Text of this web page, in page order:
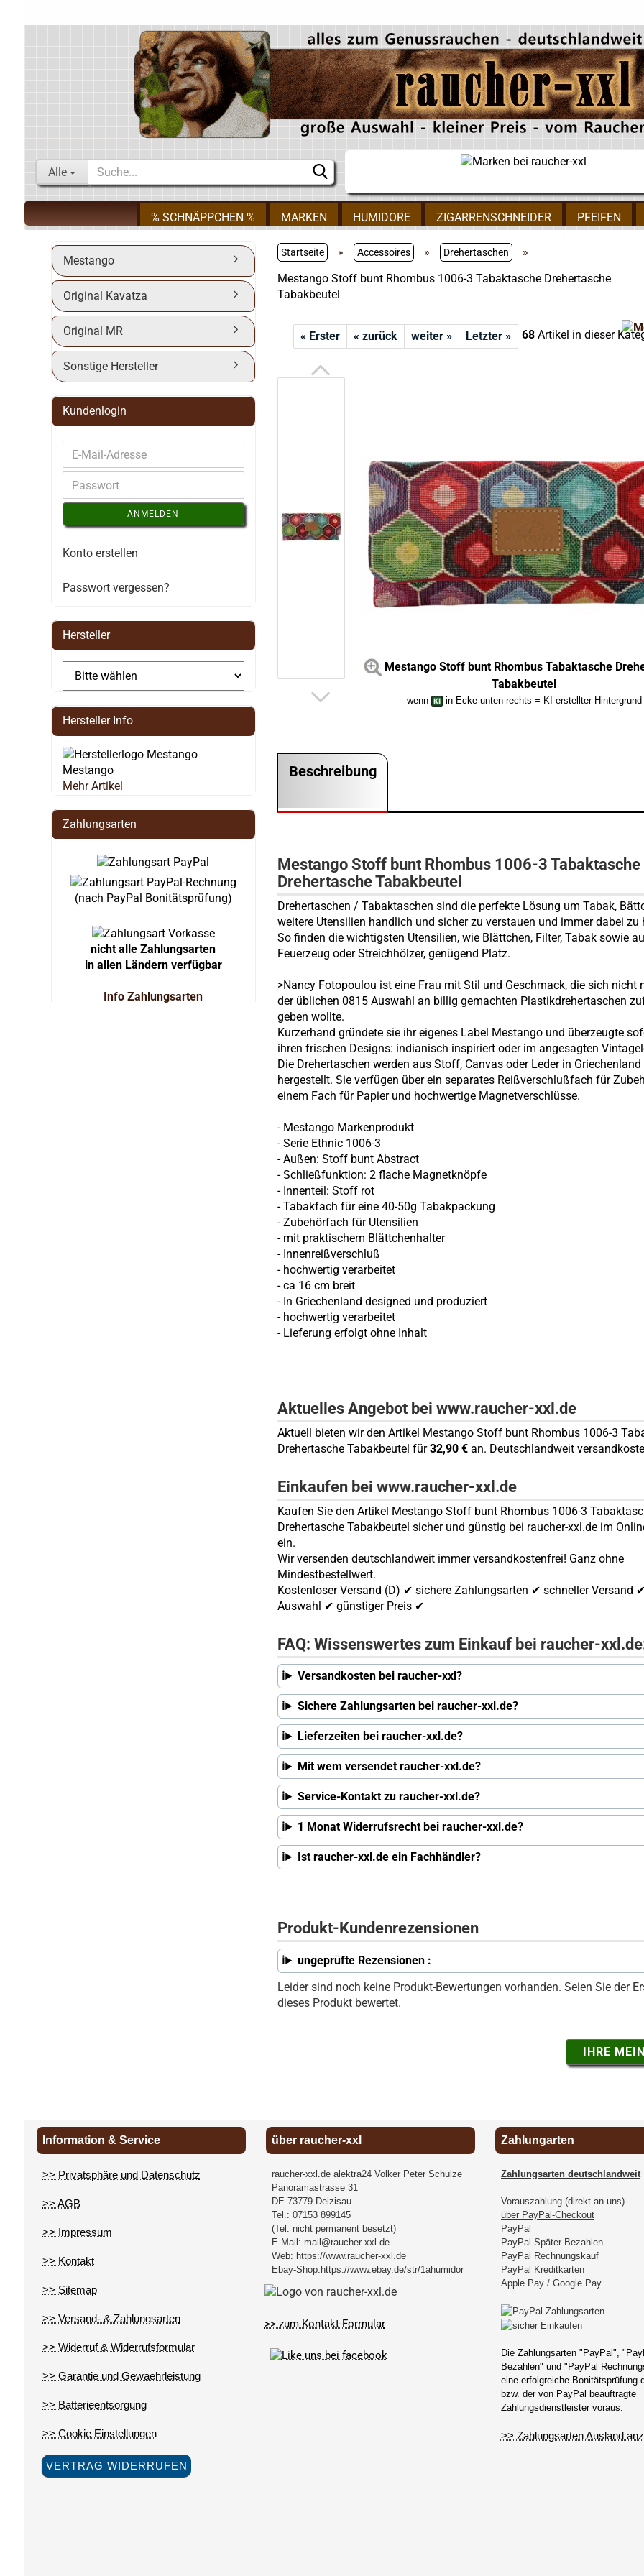
Alle
% SCHNÄPPCHEN % MARKEN HUMIDORE ZIGARRENSCHNEIDER PFEIFEN
Startseite » Accessoires » Drehertaschen
»
Mestango Stoff bunt Rhombus 1006-3 Tabaktasche Drehertasche
Tabakbeutel
« Erster « zurück weiter » Letzter » 68 Artikel in dieser
Mestango Stoff bunt Rhombus Tabaktasche
Tabakbeutel
wenn in Ecke unten rechts = KI erstellter Hintergrund
Beschreibung
Mestango Stoff bunt Rhombus 1006-3 Tabaktasche
Drehertasche Tabakbeutel
Drehertaschen / Tabaktaschen sind die perfekte Lösung um Tabak,
weitere Utensilien handlich und sicher zu verstauen und immer dabei zu
So finden die wichtigsten Utensilien, wie Blättchen, Filter, Tabak sowie
Feuerzeug oder Streichhölzer, genügend Platz.
>Nancy Fotopoulou ist eine Frau mit Stil und Geschmack, die sich nicht
der üblichen 0815 Auswahl an billig gemachten Plastikdrehertaschen
geben wollte.
Kurzerhand gründete sie ihr eigenes Label Mestango und überzeugte
ihren frischen Designs: indianisch inspiriert oder im angesagten
Die Drehertaschen werden aus Stoff, Canvas oder Leder in Griechenland
hergestellt. Sie verfügen über ein separates Reißverschlußfach für
einem Fach für Papier und hochwertige Magnetverschlüsse.
- Mestango Markenprodukt
- Serie Ethnic 1006-3
- Außen: Stoff bunt Abstract
- Schließfunktion: 2 flache Magnetknöpfe
- Innenteil: Stoff rot
- Tabakfach für eine 40-50g Tabakpackung
- Zubehörfach für Utensilien
- mit praktischem Blättchenhalter
- Innenreißverschluß
- hochwertig verarbeitet
- ca 16 cm breit
- In Griechenland designed und produziert
- hochwertig verarbeitet
- Lieferung erfolgt ohne Inhalt
Aktuelles Angebot bei www.raucher-xxl.de
Aktuell bieten wir den Artikel Mestango Stoff bunt Rhombus 1006-3
Drehertasche Tabakbeutel für32,90 € an. Deutschlandweit
Einkaufen bei www.raucher-xxl.de
Kaufen Sie den Artikel Mestango Stoff bunt Rhombus 1006-3
Drehertasche Tabakbeutel sicher und günstig bei raucher-xxl.de im
ein.
Wir versenden deutschlandweit immer versandkostenfrei! Ganz ohne
Mindestbestellwert.
Kostenloser Versand (D) ✔ sichere Zahlungsarten ✔ schneller Versand
Auswahl ✔ günstiger Preis ✔
FAQ: Wissenswertes zum Einkauf bei raucher-
Versandkosten bei raucher-xxl?
Sichere Zahlungsarten bei raucher-xxl.de?
Lieferzeiten bei raucher-xxl.de?
Mit wem versendet raucher-xxl.de?
Service-Kontakt zu raucher-xxl.de?
1 Monat Widerrufsrecht bei raucher-xxl.de?
Ist raucher-xxl.de ein Fachhändler?
Produkt-Kundenrezensionen
ungeprüfte Rezensionen :
Leider sind noch keine Produkt-Bewertungen vorhanden. Seien Sie der
dieses Produkt bewertet.
IHRE
Mestango
Original Kavatza
Original MR
Sonstige Hersteller
Kundenlogin
ANMELDEN
Konto erstellen
Passwort vergessen?
Hersteller
Hersteller Info
Mestango
Mehr Artikel
Zahlungsarten
(nach PayPal Bonitätsprüfung)
nicht alle Zahlungsarten
in allen Ländern verfügbar
Info Zahlungsarten
Information & Service
>> Privatsphäre und Datenschutz
>> AGB
>> Impressum
>> Kontakt
>> Sitemap
>> Versand- & Zahlungsarten
>> Widerruf & Widerrufsformular
>> Garantie und Gewaehrleistung
>> Batterieentsorgung
>> Cookie Einstellungen
VERTRAG WIDERRUFEN
über raucher-xxl
raucher-xxl.de alektra24 Volker Peter Schulze
Panoramastrasse 31
DE 73779 Deizisau
Tel.: 07153 899145
(Tel. nicht permanent besetzt)
E-Mail: mail@raucher-xxl.de
Web: https://www.raucher-xxl.de
Ebay-Shop: https://www.ebay.de/str/1ahumidor
>> zum Kontakt-Formular
Zahlungarten
Zahlungsarten deutschlandweit
Vorauszahlung (direkt an uns)
über PayPal-Checkout
PayPal
PayPal Später Bezahlen
PayPal Rechnungskauf
PayPal Kreditkarten
Apple Pay / Google Pay
Die Zahlungsarten "PayPal",
Bezahlen" und "PayPal
eine erfolgreiche Bonitätsprüfung
bzw. der von PayPal beauftragte
Zahlungsdienstleister voraus.
>> Zahlungsarten Ausland